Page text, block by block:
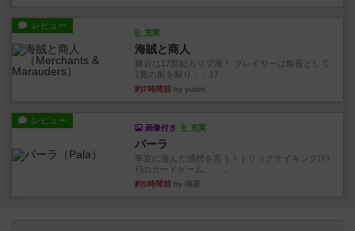
レビュー
充実
海賊と商人
舞台は17世紀カリブ海！ プレイヤーは船長として
1隻の船を駆り・・17...
約7時間前 by yuishi
レビュー
画像付き 充実
パーラ
率直に遊んだ感想を言う！トリックテイキング(ﾄﾘ
ﾃ)のカードゲーム。 ...
約9時間前 by 鳴屋